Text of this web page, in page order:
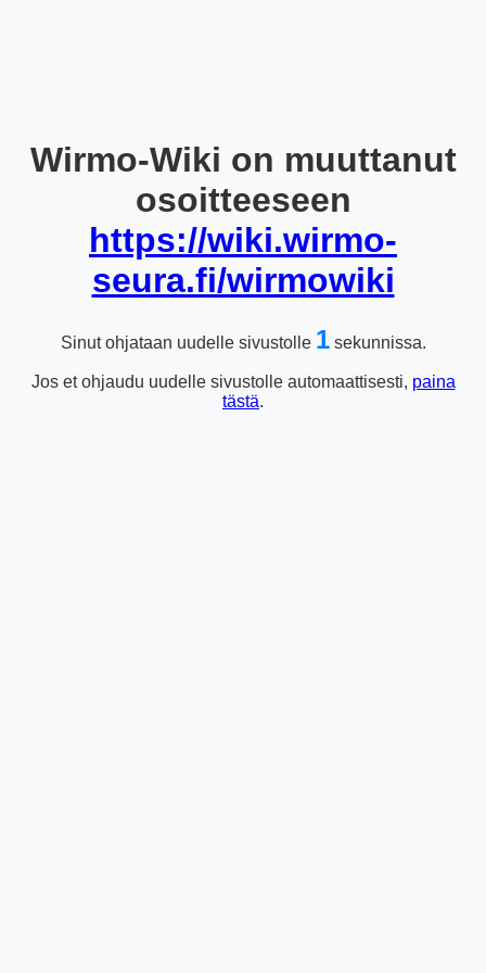
Wirmo-Wiki on muuttanut
osoitteeseen
https://wiki.wirmo-
seura.fi/wirmowiki
Sinut ohjataan uudelle sivustolle 1sekunnissa.
Jos et ohjaudu uudelle sivustolle automaattisesti, paina
tästä.